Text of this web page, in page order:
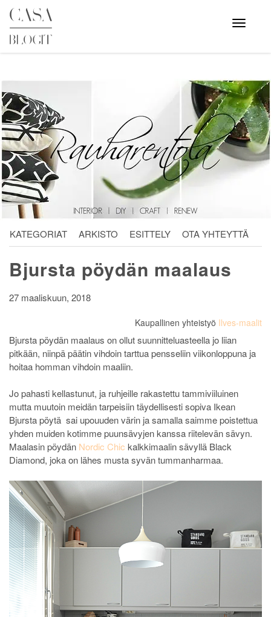
Skip
content
Avaa
valikko
KATEGORIAT ARKISTO ESITTELY OTA YHTEYTTÄ
Bjursta pöydän maalaus
27 maaliskuun, 2018
Kaupallinen yhteistyö Ilves-maalit
Bjursta pöydän maalaus on ollut suunnitteluasteella jo liian
pitkään, niinpä päätin vihdoin tarttua pensseliin viikonloppuna ja
hoitaa homman vihdoin maaliin.
Jo pahasti kellastunut, ja ruhjeille rakastettu tammiviiluinen
mutta muutoin meidän tarpeisiin täydellisesti sopiva Ikean
Bjursta pöytä sai upouuden värin ja samalla saimme poistettua
yhden muiden kotimme puunsävyjen kanssa riitelevän sävyn.
Maalasin pöydän Nordic Chic kalkkimaalin sävyllä Black
Diamond, joka on lähes musta syvän tummanharmaa.